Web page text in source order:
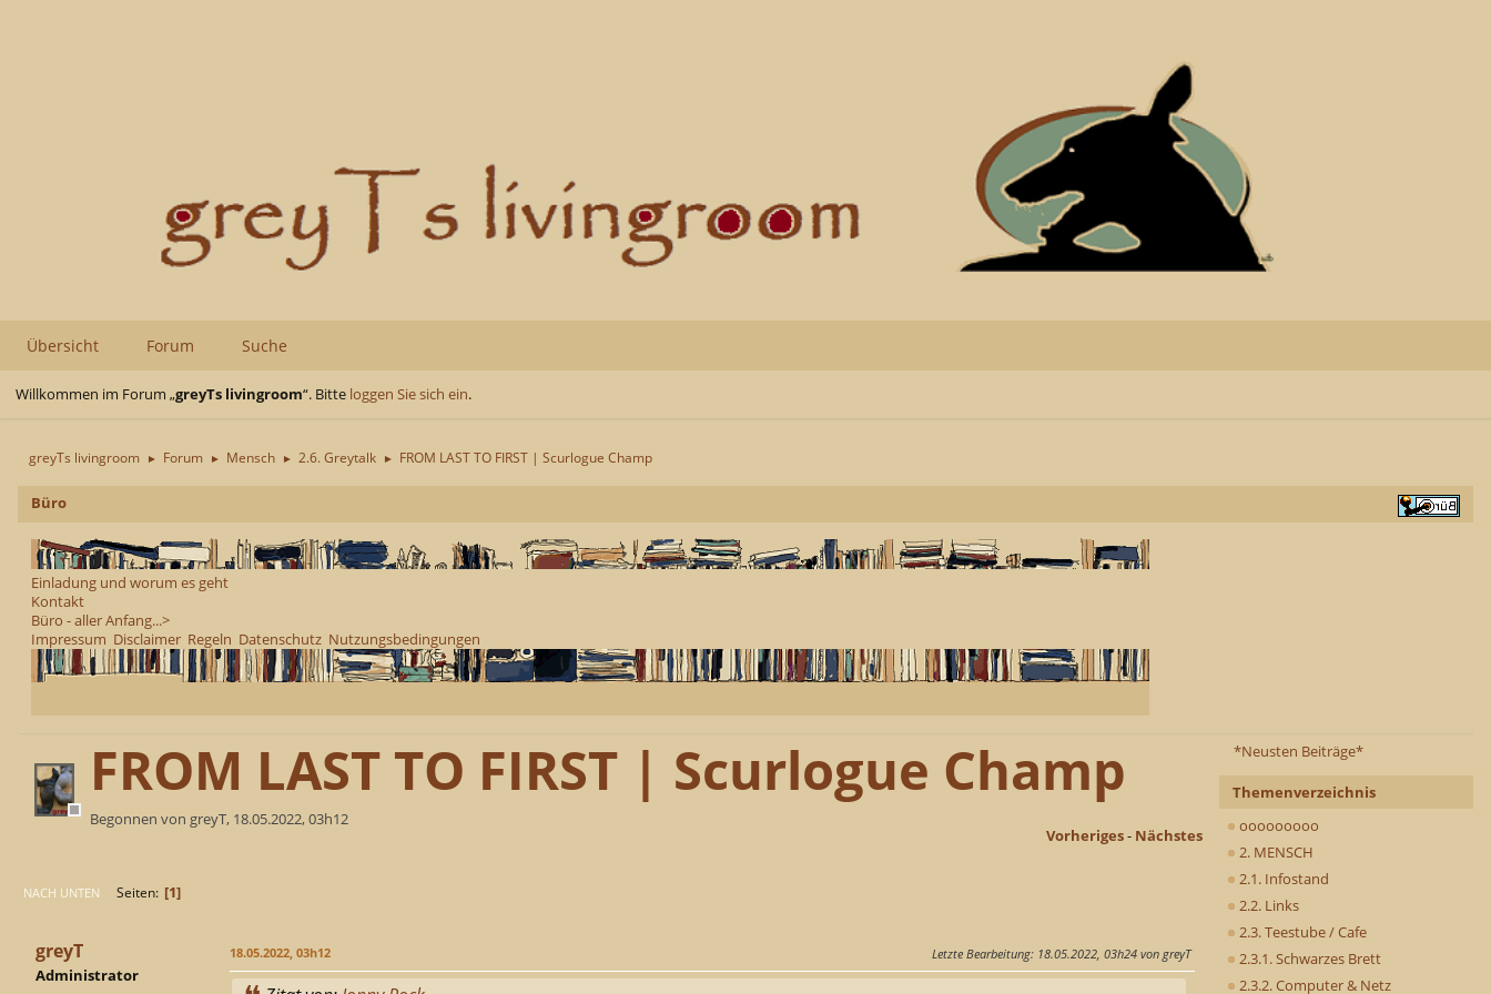
Übersicht Forum Suche
Willkommen im Forum „greyTs livingroom“. Bitte loggen Sie sich ein.
greyTs livingroom ► Forum ► Mensch ► 2.6. Greytalk ► FROM LAST TO FIRST | Scurlogue Champ
Büro
Einladung und worum es geht
Kontakt
Büro - aller Anfang...>
Impressum Disclaimer Regeln Datenschutz Nutzungsbedingungen
*Neusten Beiträge*
Themenverzeichnis
ooooooooo
2. MENSCH
2.1. Infostand
2.2. Links
2.3. Teestube / Cafe
2.3.1. Schwarzes Brett
2.3.2. Computer & Netz
FROM LAST TO FIRST | Scurlogue Champ
Begonnen von greyT, 18.05.2022, 03h12
Vorheriges- Nächstes
NACH UNTEN Seiten 1
greyT
Administrator
18.05.2022, 03h12 Letzte Bearbeitung: 18.05.2022, 03h24 von greyT